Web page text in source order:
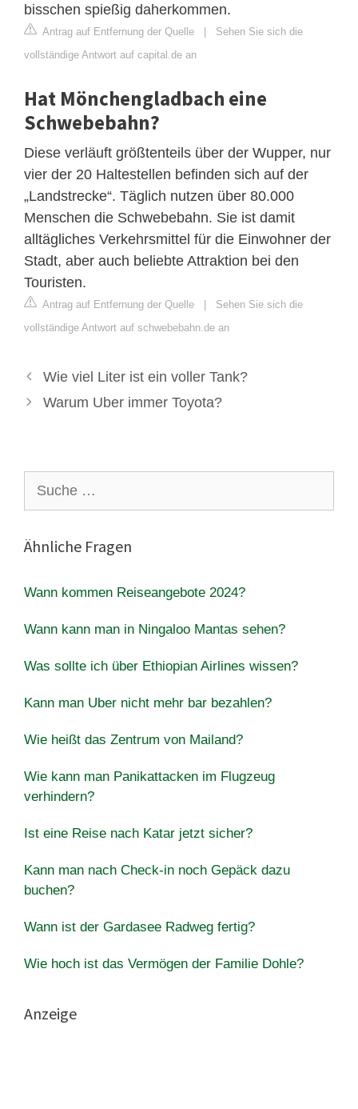
bisschen spießig daherkommen.
Antrag auf Entfernung der Quelle | Sehen Sie sich die
vollständige Antwort auf capital.de an
Hat Mönchengladbach eine
Schwebebahn?
Diese verläuft größtenteils über der Wupper, nur
vier der 20 Haltestellen befinden sich auf der
„Landstrecke“. Täglich nutzen über 80.000
Menschen die Schwebebahn. Sie ist damit
alltägliches Verkehrsmittel für die Einwohner der
Stadt, aber auch beliebte Attraktion bei den
Touristen.
Antrag auf Entfernung der Quelle | Sehen Sie sich die
vollständige Antwort auf schwebebahn.de an
Wie viel Liter ist ein voller Tank?
Warum Uber immer Toyota?
nach:
Ähnliche Fragen
Wann kommen Reiseangebote 2024?
Wann kann man in Ningaloo Mantas sehen?
Was sollte ich über Ethiopian Airlines wissen?
Kann man Uber nicht mehr bar bezahlen?
Wie heißt das Zentrum von Mailand?
Wie kann man Panikattacken im Flugzeug
verhindern?
Ist eine Reise nach Katar jetzt sicher?
Kann man nach Check-in noch Gepäck dazu
buchen?
Wann ist der Gardasee Radweg fertig?
Wie hoch ist das Vermögen der Familie Dohle?
Anzeige